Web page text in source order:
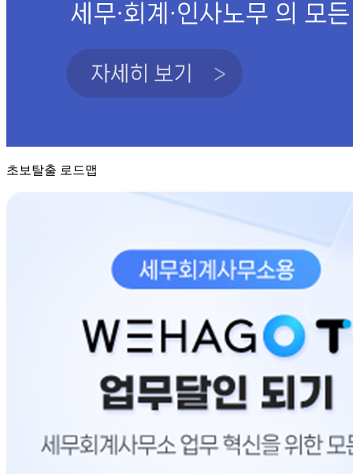
초보탈출 로드맵